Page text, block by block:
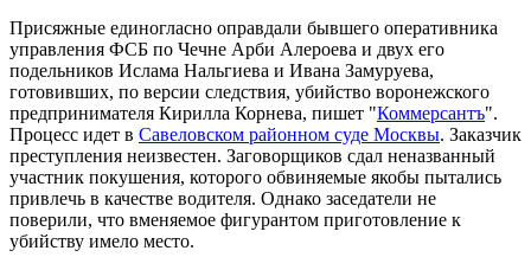
Присяжные единогласно оправдали бывшего оперативника
управления ФСБ по Чечне Арби Алероева и двух его
подельников Ислама Нальгиева и Ивана Замуруева,
готовивших, по версии следствия, убийство воронежского
предпринимателя Кирилла Корнева, пишет "Коммерсантъ".
Процесс идет в Савеловском районном суде Москвы. Заказчик
преступления неизвестен. Заговорщиков сдал неназванный
участник покушения, которого обвиняемые якобы пытались
привлечь в качестве водителя. Однако заседатели не
поверили, что вменяемое фигурантом приготовление к
убийству имело место.